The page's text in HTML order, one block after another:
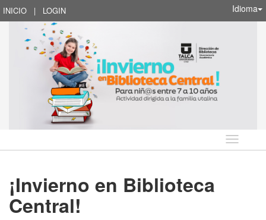
INICIO | LOGIN Idioma
Idioma
¡Invierno en Biblioteca
Central!